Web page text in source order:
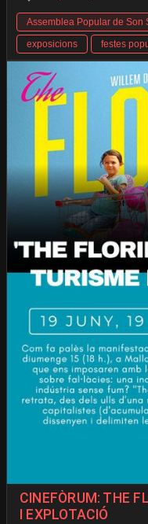
Assemblea Popular de Son
exposicions
festes
CINEFÒRUM: THE
I EXPLOTACIÓ